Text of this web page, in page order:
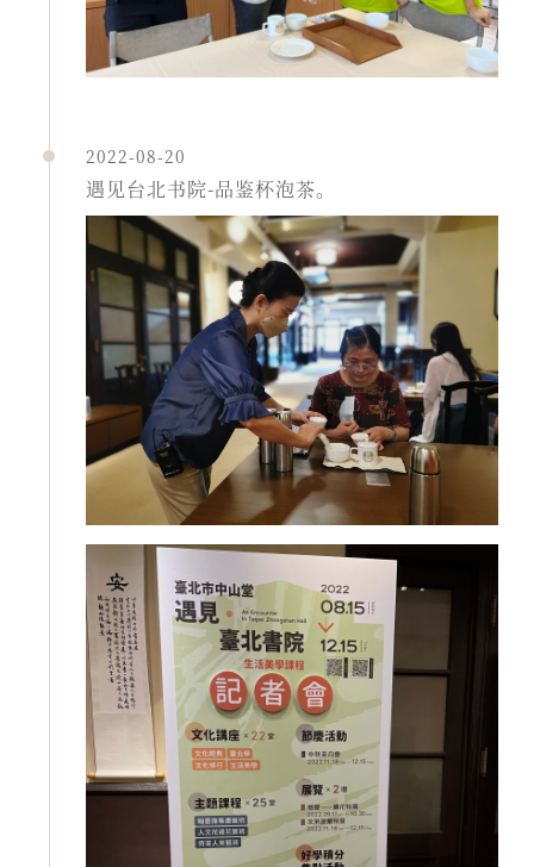
2022-08-20
遇见台北书院-品鉴杯泡茶。